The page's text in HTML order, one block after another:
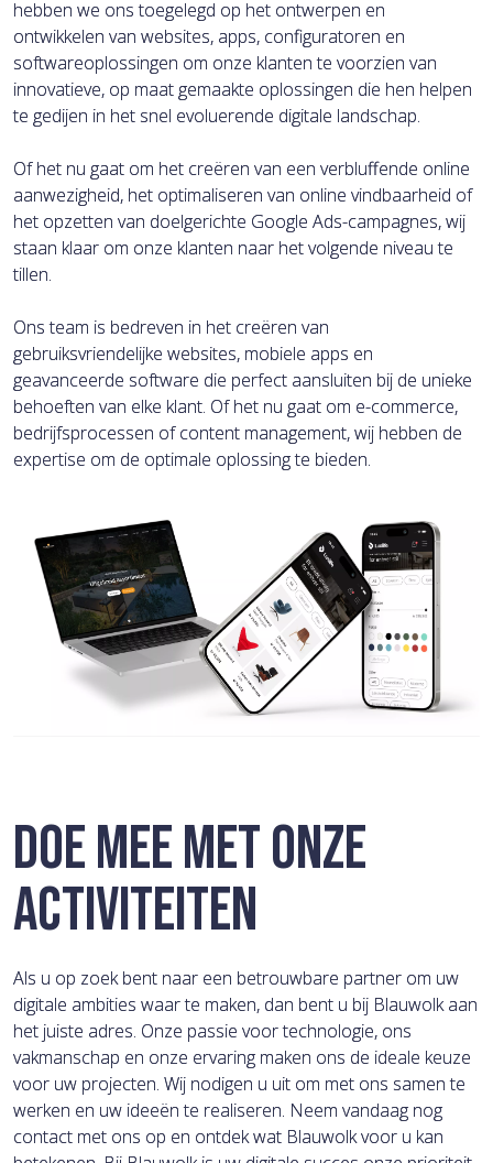
hebben we ons toegelegd op het ontwerpen en
ontwikkelen van websites, apps, configuratoren en
softwareoplossingen om onze klanten te voorzien van
innovatieve, op maat gemaakte oplossingen die hen helpen
te gedijen in het snel evoluerende digitale landschap.
Of het nu gaat om het creëren van een verbluffende online
aanwezigheid, het optimaliseren van online vindbaarheid of
het opzetten van doelgerichte Google Ads-campagnes, wij
staan klaar om onze klanten naar het volgende niveau te
tillen.
Ons team is bedreven in het creëren van
gebruiksvriendelijke websites, mobiele apps en
geavanceerde software die perfect aansluiten bij de unieke
behoeften van elke klant. Of het nu gaat om e-commerce,
bedrijfsprocessen of content management, wij hebben de
expertise om de optimale oplossing te bieden.
DOE MEE MET ONZE
ACTIVITEITEN
Als u op zoek bent naar een betrouwbare partner om uw
digitale ambities waar te maken, dan bent u bij Blauwolk aan
het juiste adres. Onze passie voor technologie, ons
vakmanschap en onze ervaring maken ons de ideale keuze
voor uw projecten. Wij nodigen u uit om met ons samen te
werken en uw ideeën te realiseren. Neem vandaag nog
contact met ons op en ontdek wat Blauwolk voor u kan